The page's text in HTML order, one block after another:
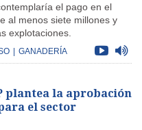
el pago en el
al menos siete millones y
explotaciones.
GANADERÍA
plantea la aprobación
el sector